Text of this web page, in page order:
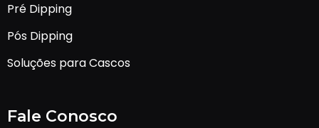
Pré Dipping
Pós Dipping
Soluções para Cascos
Fale Conosco